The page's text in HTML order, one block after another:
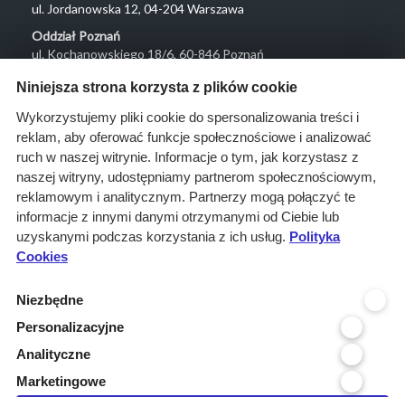
ul. Jordanowska 12, 04-204 Warszawa
Oddział Poznań
ul. Kochanowskiego 18/6, 60-846 Poznań
Menu
O nas
Rozwiązania
Monitoring
przetargów
Raporty
przetargowe
Kontakt
Kontakt
Infolinia 800 800 707
Niniejsza strona korzysta z plików cookie
Wykorzystujemy pliki cookie do spersonalizowania treści i
reklam, aby oferować funkcje społecznościowe i analizować
ruch w naszej witrynie. Informacje o tym, jak korzystasz z
naszej witryny, udostępniamy partnerom społecznościowym,
reklamowym i analitycznym. Partnerzy mogą połączyć te
informacje z innymi danymi otrzymanymi od Ciebie lub
uzyskanymi podczas korzystania z ich usług. Polityka
Cookies
Niezbędne
Personalizacyjne
Analityczne
Marketingowe